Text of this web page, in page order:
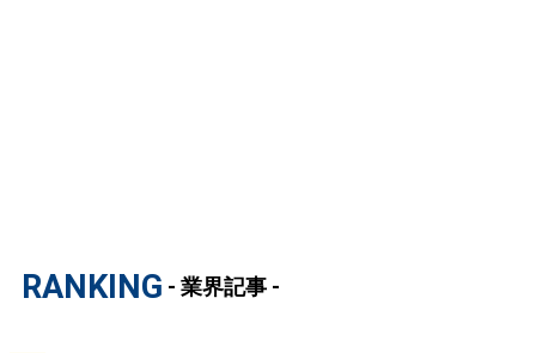
RANKING - 業界記事 -